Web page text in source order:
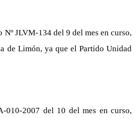
JLVM-134 del 9 del mes en curso,
de Limón, ya que el Partido Unidad
010-2007 del 10 del mes en curso,